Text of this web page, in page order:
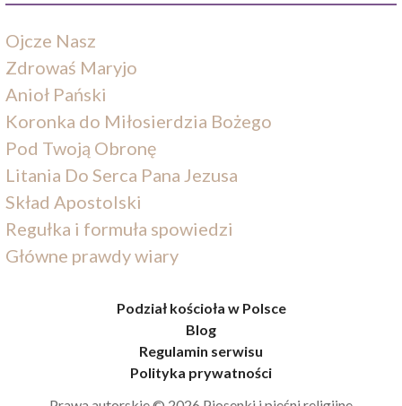
Ojcze Nasz
Zdrowaś Maryjo
Anioł Pański
Koronka do Miłosierdzia Bożego
Pod Twoją Obronę
Litania Do Serca Pana Jezusa
Skład Apostolski
Regułka i formuła spowiedzi
Główne prawdy wiary
Podział kościoła w Polsce
Blog
Regulamin serwisu
Polityka prywatności